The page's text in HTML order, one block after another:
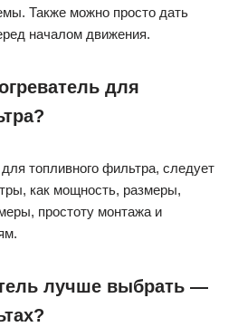
Также можно просто дать
началом движения.
для
топливного фильтра, следует
как мощность, размеры,
простоту монтажа и
лучше выбрать —